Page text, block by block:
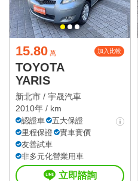
15.80 萬 加入比較
TOYOTA
YARIS
新北市 / 宇晟汽車
2010年 / km
認證車
五大保證
里程保證
實車實價
友善試車
非多元化營業用車
立即諮詢